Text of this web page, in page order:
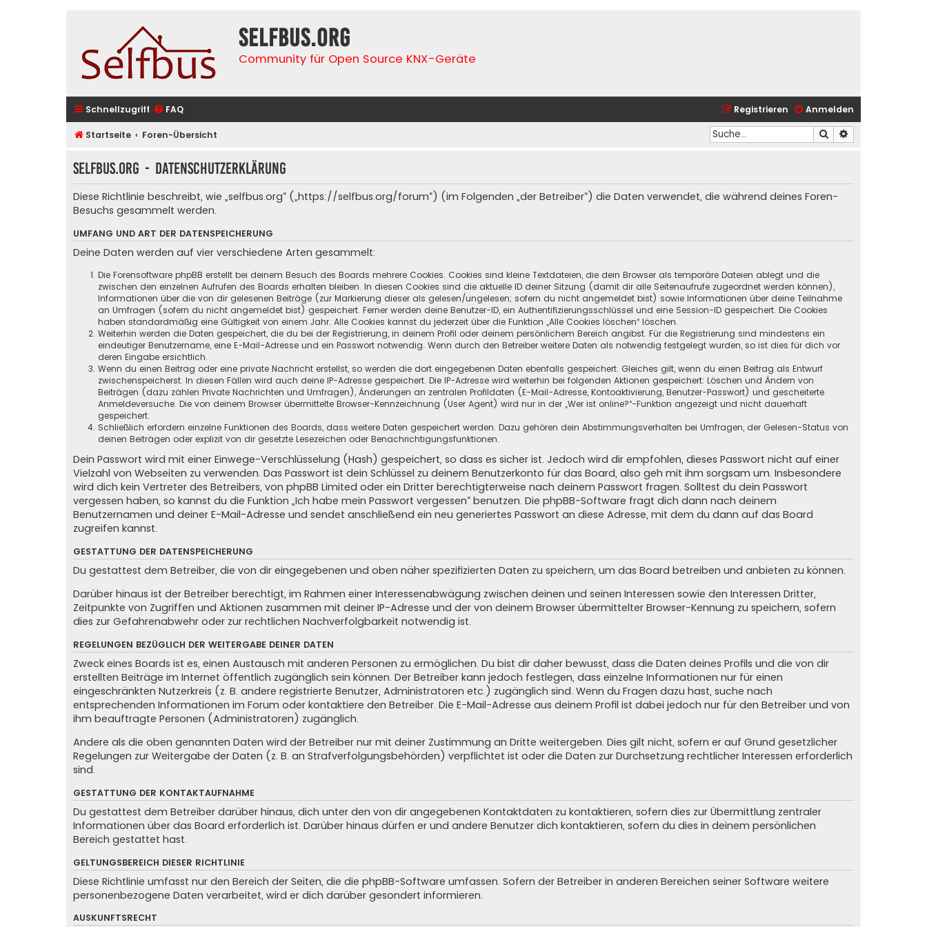
selfbus.org
Community für Open Source KNX-Geräte
Schnellzugriff FAQ Anmelden
Registrieren
Startseite Foren-Übersicht Suche
selfbus.org - Datenschutzerklärung
Diese Richtlinie beschreibt, wie „selfbus.org“ („https://selfbus.org/forum“) (im Folgenden „der Betreiber“) die Daten verwendet, die während deines Foren-
Besuchs gesammelt werden.
UMFANG UND ART DER DATENSPEICHERUNG
Deine Daten werden auf vier verschiedene Arten gesammelt:
Die Forensoftware phpBB erstellt bei deinem Besuch des Boards mehrere Cookies. Cookies sind kleine Textdateien, die dein Browser als temporäre Dateien ablegt und die
zwischen den einzelnen Aufrufen des Boards erhalten bleiben. In diesen Cookies sind die aktuelle ID deiner Sitzung (damit dir alle Seitenaufrufe zugeordnet werden können),
Informationen über die von dir gelesenen Beiträge (zur Markierung dieser als gelesen/ungelesen; sofern du nicht angemeldet bist) sowie Informationen über deine Teilnahme
an Umfragen (sofern du nicht angemeldet bist) gespeichert. Ferner werden deine Benutzer-ID, ein Authentifizierungsschlüssel und eine Session-ID gespeichert. Die Cookies
haben standardmäßig eine Gültigkeit von einem Jahr. Alle Cookies kannst du jederzeit über die Funktion „Alle Cookies löschen“ löschen.
Weiterhin werden die Daten gespeichert, die du bei der Registrierung, in deinem Profil oder deinem persönlichem Bereich angibst. Für die Registrierung sind mindestens ein
eindeutiger Benutzername, eine E-Mail-Adresse und ein Passwort notwendig. Wenn durch den Betreiber weitere Daten als notwendig festgelegt wurden, so ist dies für dich vor
deren Eingabe ersichtlich.
Wenn du einen Beitrag oder eine private Nachricht erstellst, so werden die dort eingegebenen Daten ebenfalls gespeichert. Gleiches gilt, wenn du einen Beitrag als Entwurf
zwischenspeicherst. In diesen Fällen wird auch deine IP-Adresse gespeichert. Die IP-Adresse wird weiterhin bei folgenden Aktionen gespeichert: Löschen und Ändern von
Beiträgen (dazu zählen Private Nachrichten und Umfragen), Änderungen an zentralen Profildaten (E-Mail-Adresse, Kontoaktivierung, Benutzer-Passwort) und gescheiterte
Anmeldeversuche. Die von deinem Browser übermittelte Browser-Kennzeichnung (User Agent) wird nur in der „Wer ist online?“-Funktion angezeigt und nicht dauerhaft
gespeichert.
Schließlich erfordern einzelne Funktionen des Boards, dass weitere Daten gespeichert werden. Dazu gehören dein Abstimmungsverhalten bei Umfragen, der Gelesen-Status von
deinen Beiträgen oder explizit von dir gesetzte Lesezeichen oder Benachrichtigungsfunktionen.
Dein Passwort wird mit einer Einwege-Verschlüsselung (Hash) gespeichert, so dass es sicher ist. Jedoch wird dir empfohlen, dieses Passwort nicht auf einer
Vielzahl von Webseiten zu verwenden. Das Passwort ist dein Schlüssel zu deinem Benutzerkonto für das Board, also geh mit ihm sorgsam um. Insbesondere
wird dich kein Vertreter des Betreibers, von phpBB Limited oder ein Dritter berechtigterweise nach deinem Passwort fragen. Solltest du dein Passwort
vergessen haben, so kannst du die Funktion „Ich habe mein Passwort vergessen“ benutzen. Die phpBB-Software fragt dich dann nach deinem
Benutzernamen und deiner E-Mail-Adresse und sendet anschließend ein neu generiertes Passwort an diese Adresse, mit dem du dann auf das Board
zugreifen kannst.
GESTATTUNG DER DATENSPEICHERUNG
Du gestattest dem Betreiber, die von dir eingegebenen und oben näher spezifizierten Daten zu speichern, um das Board betreiben und anbieten zu können.
Darüber hinaus ist der Betreiber berechtigt, im Rahmen einer Interessenabwägung zwischen deinen und seinen Interessen sowie den Interessen Dritter,
Zeitpunkte von Zugriffen und Aktionen zusammen mit deiner IP-Adresse und der von deinem Browser übermittelter Browser-Kennung zu speichern, sofern
dies zur Gefahrenabwehr oder zur rechtlichen Nachverfolgbarkeit notwendig ist.
REGELUNGEN BEZÜGLICH DER WEITERGABE DEINER DATEN
Zweck eines Boards ist es, einen Austausch mit anderen Personen zu ermöglichen. Du bist dir daher bewusst, dass die Daten deines Profils und die von dir
erstellten Beiträge im Internet öffentlich zugänglich sein können. Der Betreiber kann jedoch festlegen, dass einzelne Informationen nur für einen
eingeschränkten Nutzerkreis (z. B. andere registrierte Benutzer, Administratoren etc.) zugänglich sind. Wenn du Fragen dazu hast, suche nach
entsprechenden Informationen im Forum oder kontaktiere den Betreiber. Die E-Mail-Adresse aus deinem Profil ist dabei jedoch nur für den Betreiber und von
ihm beauftragte Personen (Administratoren) zugänglich.
Andere als die oben genannten Daten wird der Betreiber nur mit deiner Zustimmung an Dritte weitergeben. Dies gilt nicht, sofern er auf Grund gesetzlicher
Regelungen zur Weitergabe der Daten (z. B. an Strafverfolgungsbehörden) verpflichtet ist oder die Daten zur Durchsetzung rechtlicher Interessen erforderlich
sind.
GESTATTUNG DER KONTAKTAUFNAHME
Du gestattest dem Betreiber darüber hinaus, dich unter den von dir angegebenen Kontaktdaten zu kontaktieren, sofern dies zur Übermittlung zentraler
Informationen über das Board erforderlich ist. Darüber hinaus dürfen er und andere Benutzer dich kontaktieren, sofern du dies in deinem persönlichen
Bereich gestattet hast.
GELTUNGSBEREICH DIESER RICHTLINIE
Diese Richtlinie umfasst nur den Bereich der Seiten, die die phpBB-Software umfassen. Sofern der Betreiber in anderen Bereichen seiner Software weitere
personenbezogene Daten verarbeitet, wird er dich darüber gesondert informieren.
AUSKUNFTSRECHT